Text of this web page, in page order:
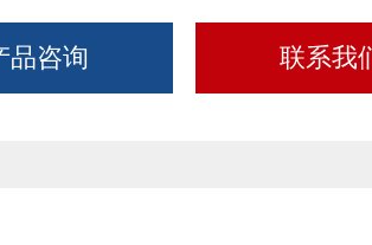
品咨询 联系我